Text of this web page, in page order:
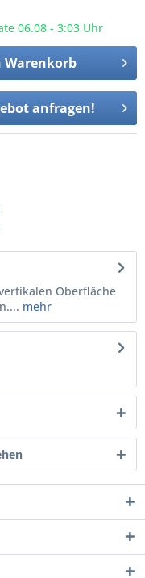
06.08 - 3:03 Uhr
Warenkorb
anfragen!
Oberfläche
mehr